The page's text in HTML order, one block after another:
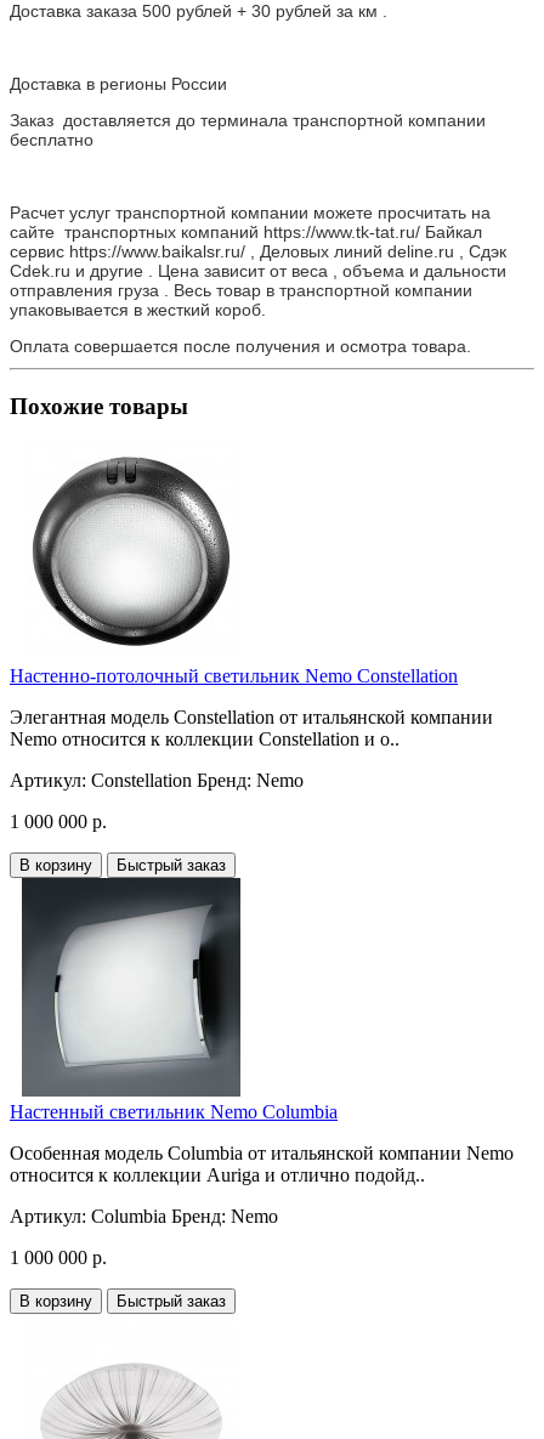
Доставка заказа 500 рублей + 30 рублей за км .
Доставка в регионы России
Заказ доставляется до терминала транспортной компании
бесплатно
Расчет услуг транспортной компании можете просчитать на
сайте транспортных компаний https://www.tk-tat.ru/ Байкал
сервис https://www.baikalsr.ru/ , Деловых линий deline.ru , Сдэк
Cdek.ru и другие . Цена зависит от веса , объема и дальности
отправления груза . Весь товар в транспортной компании
упаковывается в жесткий короб.
Оплата совершается после получения и осмотра товара.
Похожие товары
Настенно-потолочный светильник Nemo Constellation
Элегантная модель Constellation от итальянской компании
Nemo относится к коллекции Constellation и о..
Артикул: Constellation Бренд: Nemo
1 000 000 р.
В корзину Быстрый заказ
Настенный светильник Nemo Columbia
Особенная модель Columbia от итальянской компании Nemo
относится к коллекции Auriga и отлично подойд..
Артикул: Columbia Бренд: Nemo
1 000 000 р.
В корзину Быстрый заказ